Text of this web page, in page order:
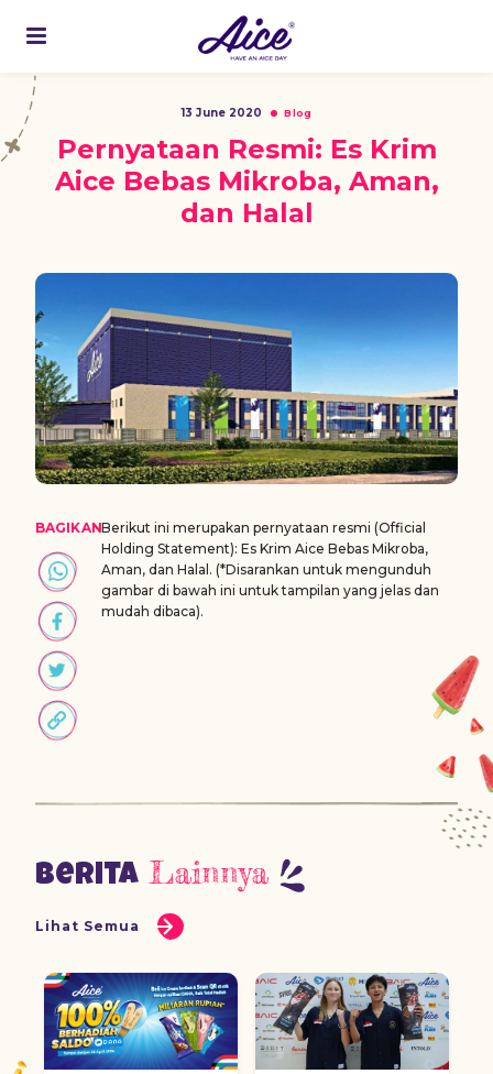
13 June 2020 Blog
Pernyataan Resmi: Es Krim
Aice Bebas Mikroba, Aman,
dan Halal
BAGIKANBerikut ini merupakan pernyataan resmi (Official
Holding Statement): Es Krim Aice Bebas Mikroba,
Aman, dan Halal. (*Disarankan untuk mengunduh
gambar di bawah ini untuk tampilan yang jelas dan
mudah dibaca).
Berita Lainnya
Lihat Semua